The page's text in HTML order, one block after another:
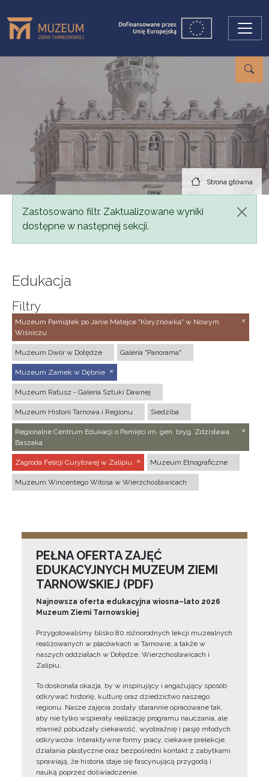
Strona główna
Komunikat
Zastosowano filtr. Zaktualizowane wyniki
dostępne w następnej sekcji.
Edukacja
Filtry
Muzeum Pamiątek po Janie Matejce "Koryznówka" w Nowym
Wiśniczu
Muzeum Dwór w Dołędze Galeria "Panorama"
Muzeum Zamek w Dębnie
Muzeum Ratusz - Galeria Sztuki Dawnej
Muzeum Historii Tarnowa i Regionu Siedziba
Regionalne Centrum Edukacji o Pamięci im. gen. bryg. Zdzisława
Baszaka
Zagroda Felicji Curyłowej w Zalipiu Muzeum Etnograficzne
Muzeum Wincentego Witosa w Wierzchosławicach
PEŁNA OFERTA ZAJĘĆ
EDUKACYJNYCH MUZEUM ZIEMI
TARNOWSKIEJ (PDF)
Najnowsza oferta edukacyjna wiosna–lato 2026
Muzeum Ziemi Tarnowskiej
Przygotowaliśmy blisko 80 różnorodnych lekcji muzealnych
realizowanych w placówkach w Tarnowie, a także w
naszych oddziałach w Dołędze, Wierzchosławicach i
Zalipiu.
To doskonała okazja, by w inspirujący i angażujący sposób
odkrywać historię, kulturę oraz dziedzictwo naszego
regionu. Nasze zajęcia zostały starannie opracowane tak,
aby nie tylko wspierały realizację programu nauczania, ale
również pobudzały ciekawość, wyobraźnię i pasję młodych
odkrywców. Interaktywne formy pracy, ciekawe prelekcje,
działania plastyczne oraz bezpośredni kontakt z zabytkami
sprawiają, że historia staje się fascynującą przygodą i
nauką poprzez doświadczenie.